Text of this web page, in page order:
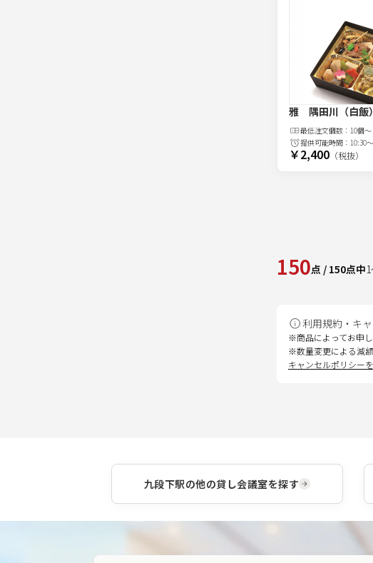
雅 隅田川（白飯）
最低注文個数： 10個～
提供可能時間： 10:30
￥2,400 （税抜）
150点 / 150点中1
利用規約・キ
※商品によってお申
※数量変更による減
キャンセルポリシー
九段下駅の他の貸し会議室を探す